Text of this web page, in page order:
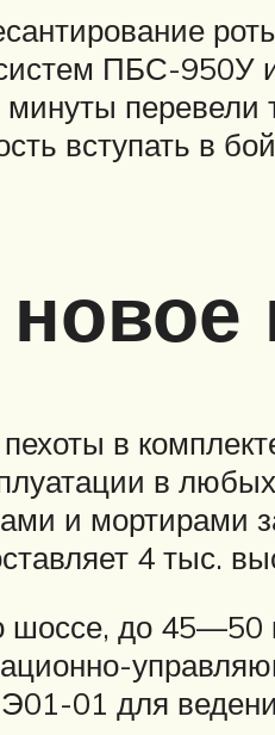
ПБС-950У
перевели
вступать в
в
в
и мортирами
4 тыс.
до 45—50
01 для